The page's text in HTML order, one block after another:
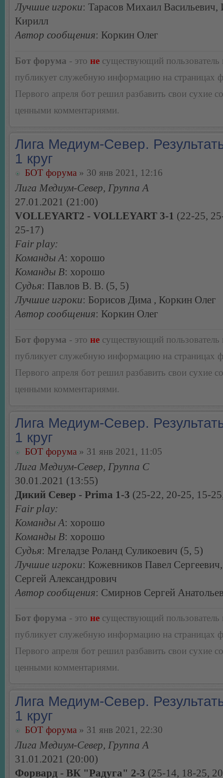
Лучшие игроки: Тарасов Михаил Васильевич,
Кирилл
Автор сообщения: Коркин Олег
Бот форума - это не существующий пользователь
публикует служебную информацию на страницах
Первого апреля бот решил разбавить свои сухие
ценными комментариями.
Лига Медиум-Север.
1 круг
БОТ форума » 30 янв 2021, 12:16
Лига Медиум-Север, Группа А
27.01.2021 (21:00)
VOLLEYART2 - VOLLEYART 3-1 (22-25,
25-17)
Fair play:
Команды А: хорошо
Команды В: хорошо
Судья: Павлов В. В. (5, 5)
Лучшие игроки: Борисов Дима , Коркин Олег
Автор сообщения: Коркин Олег
Бот форума - это не существующий пользователь
публикует служебную информацию на страницах
Первого апреля бот решил разбавить свои сухие
ценными комментариями.
Лига Медиум-Север.
1 круг
БОТ форума » 31 янв 2021, 11:05
Лига Медиум-Север, Группа С
30.01.2021 (13:55)
Дикий Север - Prima 1-3 (25-22, 20-25, 15-
Fair play:
Команды А: хорошо
Команды В: хорошо
Судья: Мгеладзе Роланд Суликоевич (5, 5)
Лучшие игроки: Кожевников Павел
Сергей Александрович
Автор сообщения: Смирнов Сергей
Бот форума - это не существующий пользователь
публикует служебную информацию на страницах
Первого апреля бот решил разбавить свои сухие
ценными комментариями.
Лига Медиум-Север.
1 круг
БОТ форума » 31 янв 2021, 22:30
Лига Медиум-Север, Группа А
31.01.2021 (20:00)
Форвард - ВК "Радуга" 2-3 (25-14, 18-25,